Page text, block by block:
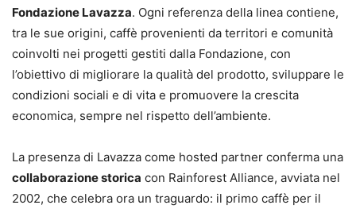
Fondazione Lavazza. Ogni referenza della linea contiene,
tra le sue origini, caffè provenienti da territori e comunità
coinvolti nei progetti gestiti dalla Fondazione, con
l’obiettivo di migliorare la qualità del prodotto, sviluppare le
condizioni sociali e di vita e promuovere la crescita
economica, sempre nel rispetto dell’ambiente.
La presenza di Lavazza come hosted partner conferma una
collaborazione storica con Rainforest Alliance, avviata nel
2002, che celebra ora un traguardo: il primo caffè per il